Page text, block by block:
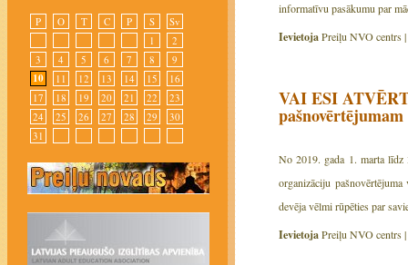
informatīvu pasākumu par
IevietojaPreiļu NVO centrs |
VAI ESI
No 2019. gada 1. marta līdz
organizāciju
devēja vēlmi rūpēties par
IevietojaPreiļu NVO centrs |
P O T C P S
Sv
1
2
3
4 5 6 7 8 9
10 11 12 13 14 15
16
17
18 19 20 21 22
23
24
25 26 27 28 29
30
31